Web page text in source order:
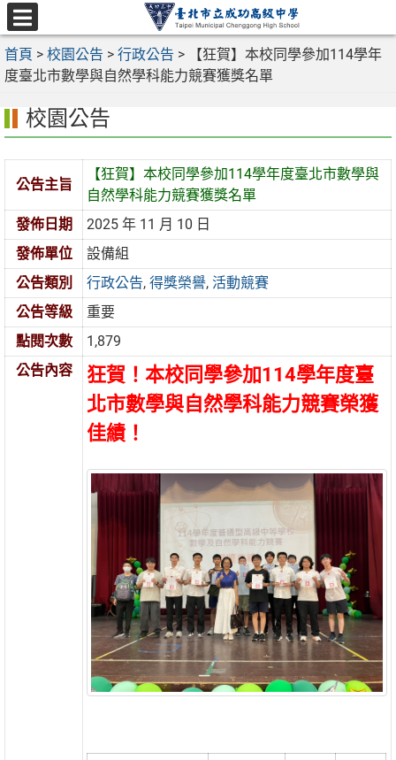
跳
至
主
要
區
選
單
首頁 > 校園公告 > 行政公告 >
【狂賀】本校同學參加114學年
度臺北市數學與自然學科能力競賽獲獎名單
校園公告
公告主旨
【狂賀】本校同學參加114學年度臺北市數學與
自然學科能力競賽獲獎名單
發佈日期
2025 年 11 月 10 日
發佈單位
設備組
公告類別
行政公告,得獎榮譽,活動競賽
公告等級
重要
點閱次數
1,879
公告內容
狂賀！本校同學參加114學年度臺
北市數學與自然學科能力競賽榮獲
佳績！